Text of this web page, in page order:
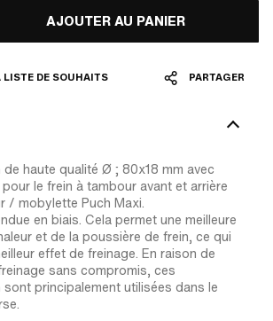
AJOUTER AU PANIER
LISTE DE SOUHAITS PARTAGER
haute qualité Ø ; 80x18 mm avec
le frein à tambour avant et arrière
/ mobylette Puch Maxi.
en biais. Cela permet une meilleure
et de la poussière de frein, ce qui
effet de freinage. En raison de
sans compromis, ces
principalement utilisées dans le